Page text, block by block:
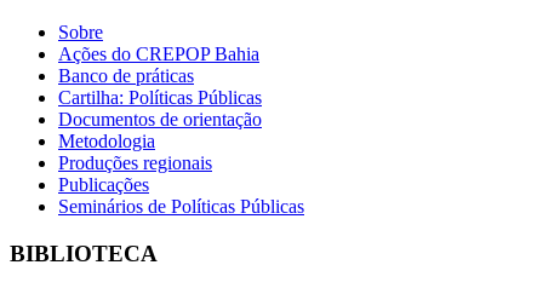
Sobre
Ações do CREPOP Bahia
Banco de práticas
Cartilha: Políticas Públicas
Documentos de orientação
Metodologia
Produções regionais
Publicações
Seminários de Políticas Públicas
BIBLIOTECA